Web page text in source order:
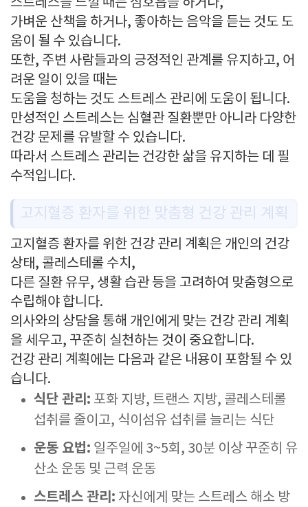
가벼운 산책을 하거나, 좋아하는 음악을 듣는 것도 도
움이 될 수 있습니다.
또한, 주변 사람들과의 긍정적인 관계를 유지하고, 어
려운 일이 있을 때는
도움을 청하는 것도 스트레스 관리에 도움이 됩니다.
만성적인 스트레스는 심혈관 질환뿐만 아니라 다양한
건강 문제를 유발할 수 있습니다.
따라서 스트레스 관리는 건강한 삶을 유지하는 데 필
수적입니다.
고지혈증 환자를 위한 맞춤형 건강 관리 계획
고지혈증 환자를 위한 건강 관리 계획은 개인의 건강
상태, 콜레스테롤 수치,
다른 질환 유무, 생활 습관 등을 고려하여 맞춤형으로
수립해야 합니다.
의사와의 상담을 통해 개인에게 맞는 건강 관리 계획
을 세우고, 꾸준히 실천하는 것이 중요합니다.
건강 관리 계획에는 다음과 같은 내용이 포함될 수 있
습니다.
식단 관리: 포화 지방, 트랜스 지방, 콜레스테롤
섭취를 줄이고, 식이섬유 섭취를 늘리는 식단
운동 요법: 일주일에 3~5회, 30분 이상 꾸준히 유
산소 운동 및 근력 운동
스트레스 관리: 자신에게 맞는 스트레스 해소 방